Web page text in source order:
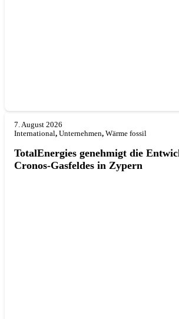
7. August 2026
International, Unternehmen, Wärme fossil
TotalEnergies genehmigt die
Cronos-Gasfeldes in Zypern